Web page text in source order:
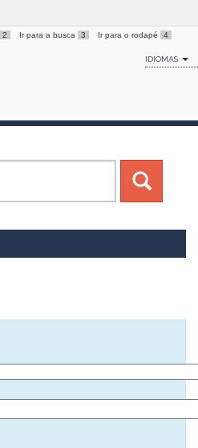
2 Ir para a busca 3 Ir para o rodapé 4
IDIOMAS